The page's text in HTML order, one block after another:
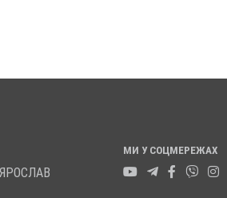
МИ У СОЦМЕРЕЖАХ